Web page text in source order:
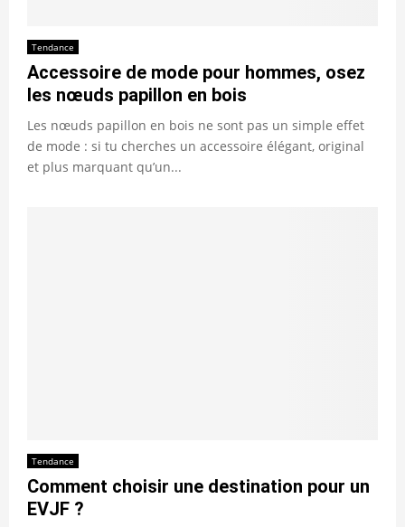
Tendance
Accessoire de mode pour hommes, osez
les nœuds papillon en bois
Les nœuds papillon en bois ne sont pas un simple effet
de mode : si tu cherches un accessoire élégant, original
et plus marquant qu’un...
Tendance
Comment choisir une destination pour un
EVJF ?